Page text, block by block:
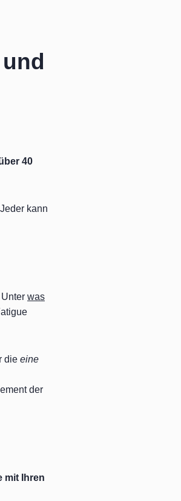
40
kann
was
die eine
der
mit Ihren